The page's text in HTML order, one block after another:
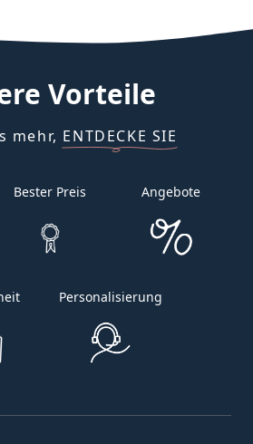
Vorteile
mehr, ENTDECKE SIE
Bester Preis Angebote
Personalisierung